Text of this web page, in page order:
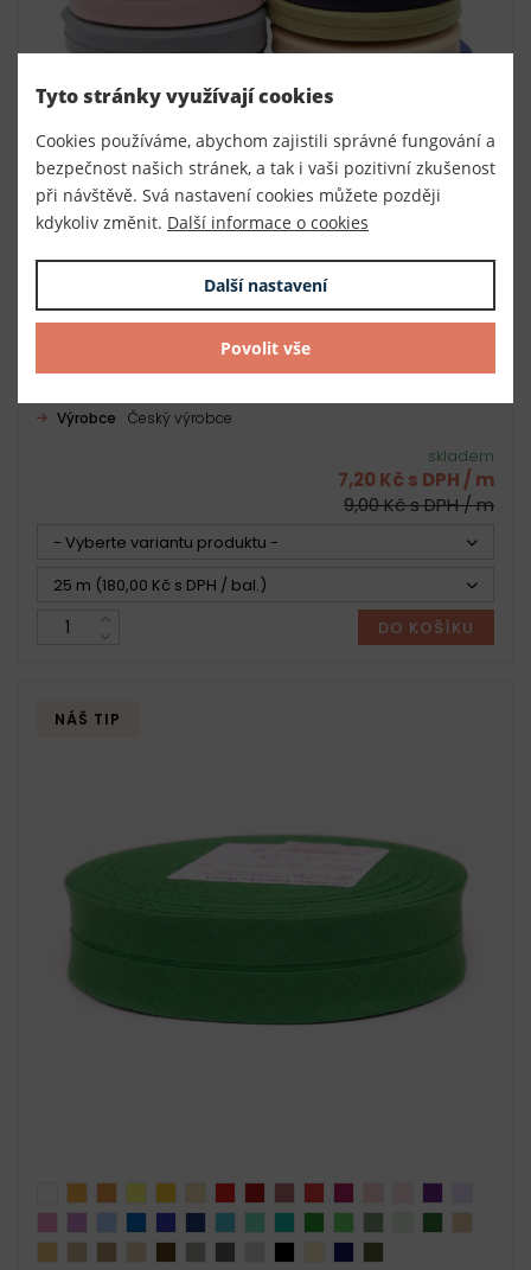
Šikmý proužek BAVLNA šíře 30 mm SLEVA
Výrobce
Český výrobce
skladem
7,20 Kč s DPH / m
9,00 Kč s DPH / m
- Vyberte variantu produktu -
25 m (180,00 Kč s DPH / bal.)
DO KOŠÍKU
NÁŠ TIP
Tyto stránky využívají cookies
Cookies používáme, abychom zajistili správné fungování a
bezpečnost našich stránek, a tak i vaši pozitivní zkušenost
při návštěvě. Svá nastavení cookies můžete později
kdykoliv změnit. Další informace o cookies
Další nastavení
Povolit vše